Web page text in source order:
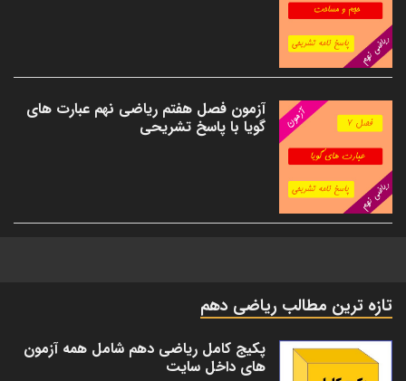
آزمون فصل هفتم ریاضی نهم عبارت های
گویا با پاسخ تشریحی
تازه ترین مطالب ریاضی دهم
پکیج کامل ریاضی دهم شامل همه آزمون
های داخل سایت